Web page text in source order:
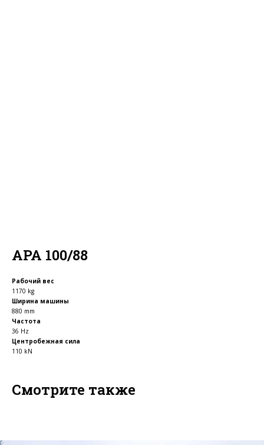
APA 100/88
Рабочий вес
1170 kg
Ширина машины
880 mm
Частота
36 Hz
Центробежная сила
110 kN
Смотрите также